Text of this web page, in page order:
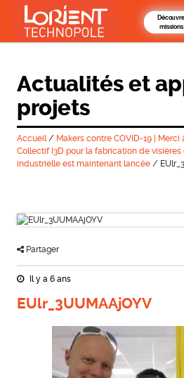
Actualités et
projets
Accueil/ Makers contre COVID-19 |
Collectif I3D pour la fabrication de
industrielle est maintenant lancée/
Partager
Il y a 6 ans
EUlr_3UUMAAjOYV